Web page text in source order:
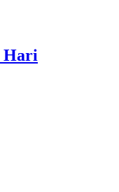
Hari